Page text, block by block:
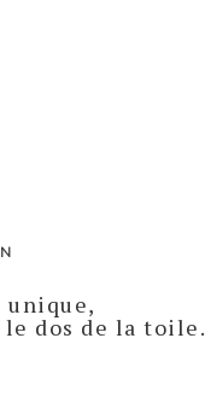
unique,
dos de la toile.